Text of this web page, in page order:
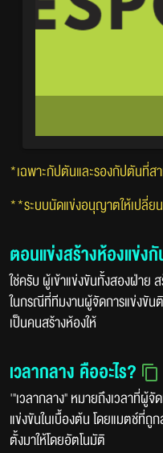
*เฉพาะกัปตันและรองกัปตันที่ส
**ระบบนัดแข่งอนุญาตให้เปลี่ยน
ตอนแข่งสร้างห้องแข่งกั
ใช่ครับ ผู้เข้าแข่งขันทั้งสองฝ่าย
ในกรณีที่ทีมงานผู้จัดการแข่งขัน
เป็นคนสร้างห้องให้
เวลากลาง คืออะไร?
'"เวลากลาง" หมายถึงเวลาที่ผู้
แข่งขันในเบื้องต้น โดยแมตช์ที่ถู
ตั้งมาให้โดยอัตโนมัติ